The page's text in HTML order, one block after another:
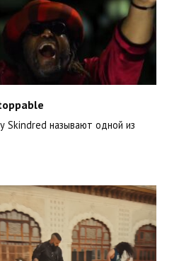
Skindred называют одной из